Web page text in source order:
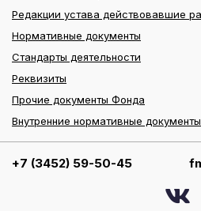
Редакции устава действовавшие
Нормативные документы
Стандарты деятельности
Реквизиты
Прочие документы Фонда
Внутренние нормативные
+7 (3452) 59-50-45